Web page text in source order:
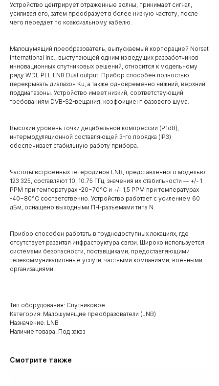
Устройство центрирует отраженные волны, принимает сигнал,
усиливая его, затем преобразует в более низкую частоту, после
чего передает по коаксиальному кабелю.
Малошумящий преобразователь, выпускаемый корпорацией Norsat
International Inc., выступающей одним из ведущих разработчиков
инновационных спутниковых решений, относится к модельному
ряду WDL PLL LNB Dual output. Прибор способен полностью
перекрывать диапазон Ku, а также одновременно нижний, верхний
поддиапазоны. Устройство имеет низкий, соответствующий
требованиям DVB-S2-вещания, коэффициент фазового шума.
Высокий уровень точки децибельной компрессии (P1dB),
интермодуляционной составляющей 3-го порядка (IP3)
обеспечивает стабильную работу прибора.
Частоты встроенных гетеродинов LNB, представленного моделью
123 325, составляют 10, 10.75 ГГц, значения их стабильности — +/- 1
PPM при температурах -20−70°С и +/- 1,5 PPM при температурах
-40−80°С соответственно. Устройство работает с усилением 60
дБм, оснащено выходными ПЧ-разъемами типа N.
Прибор способен работать в труднодоступных локациях, где
отсутствует развитая инфраструктура связи. Широко используется
системами безопасности, поставщиками, предоставляющими
телекоммуникационные услуги, частными компаниями, военными
организациями.
Тип оборудования: Спутниковое
Категория: Малошумящие преобразователи (LNB)
Назначение: LNB
Наличие товара: Под заказ
Смотрите также